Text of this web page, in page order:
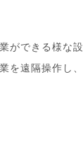
ができる様な
を遠隔操作し